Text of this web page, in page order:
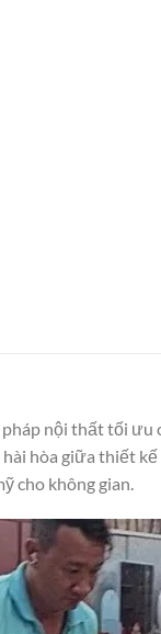
nội thất tối
hòa giữa thiết
cho không gian.